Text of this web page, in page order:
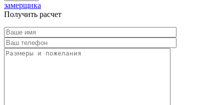
замерщика
Получить расчет